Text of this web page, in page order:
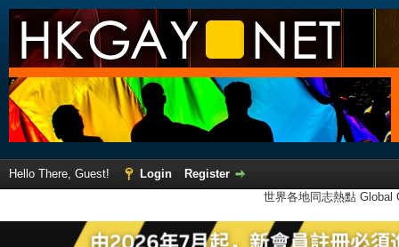
Hello There, Guest! Login
Register
世界各地同志熱點